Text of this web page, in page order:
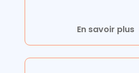
En savoir plus